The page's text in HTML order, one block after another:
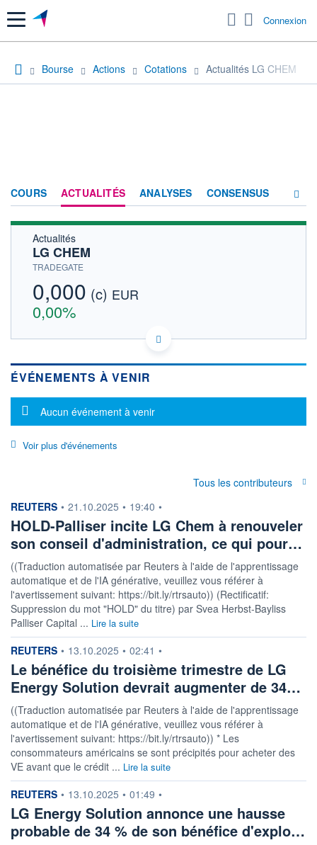
Menu Connexion
Bourse Actions Cotations Actualités LG CHEM
COURS ACTUALITÉS ANALYSES CONSENSUS
Actualités
LG CHEM
TRADEGATE
0,000 (c) EUR
0,00%
KR7051910008 8ZT
Politique d'exécution
Cotation sur les autres places
OUVERTURE
0,000
0,00%
VALORISATION
LIMITE À LA
BAISSE
LIMITE À LA
HAUSSE
RENDEMENT
ESTIMÉ 2026
-
PER ESTIMÉ
2026
-
DERNIER
DIVIDENDE
0,00 EUR DIVIDENDE
PROCHAIN
DIVIDENDE
-
ÉLIGIBILITÉ
Non éligible
Boursobank
+ PORTEFEUILLE
ÉVÉNEMENTS À VENIR
Message d'information
Aucun événement à venir
Voir plus d'événements
Tous les contributeurs
information fournie par
REUTERS • 21.10.2025 • 19:40 •
HOLD-Palliser incite LG Chem à renouveler
son conseil d'administration, ce qui pour…
((Traduction automatisée par Reuters à l'aide de l'apprentissage
automatique et de l'IA générative, veuillez vous référer à
l'avertissement suivant: https://bit.ly/rtrsauto)) (Rectificatif:
Suppression du mot "HOLD" du titre) par Svea Herbst-Bayliss
Palliser Capital ... Lire la suite
information fournie par
REUTERS • 13.10.2025 • 02:41 •
Le bénéfice du troisième trimestre de LG
Energy Solution devrait augmenter de 34…
((Traduction automatisée par Reuters à l'aide de l'apprentissage
automatique et de l'IA générative, veuillez vous référer à
l'avertissement suivant: https://bit.ly/rtrsauto)) * Les
consommateurs américains se sont précipités pour acheter des
VE avant que le crédit ... Lire la suite
information fournie par
REUTERS • 13.10.2025 • 01:49 •
LG Energy Solution annonce une hausse
probable de 34 % de son bénéfice d'explo…